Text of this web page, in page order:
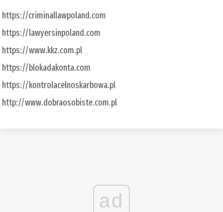
https://criminallawpoland.com
https://lawyersinpoland.com
https://www.kkz.com.pl
https://blokadakonta.com
https://kontrolacelnoskarbowa.pl
http://www.dobraosobiste.com.pl
ad